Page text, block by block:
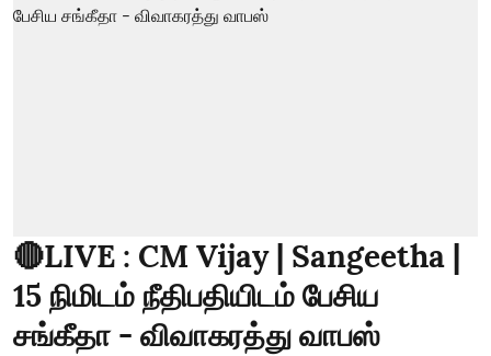
🔴LIVE : CM Vijay | Sangeetha |
15 நிமிடம் நீதிபதியிடம் பேசிய
சங்கீதா - விவாகரத்து வாபஸ்